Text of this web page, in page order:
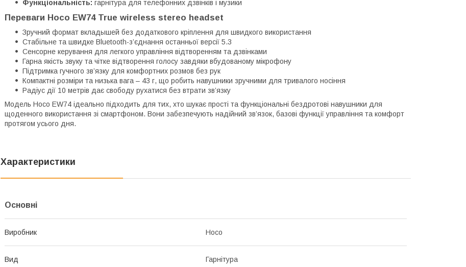
Функціональність: гарнітура для телефонних дзвінків і музики
Переваги Hoco EW74 True wireless stereo headset
Зручний формат вкладышей без додаткового кріплення для швидкого використання
Стабільне та швидке Bluetooth-з’єднання останньої версії 5.3
Сенсорне керування для легкого управління відтворенням та дзвінками
Гарна якість звуку та чітке відтворення голосу завдяки вбудованому мікрофону
Підтримка гучного зв’язку для комфортних розмов без рук
Компактні розміри та низька вага – 43 г, що робить навушники зручними для тривалого носіння
Радіус дії 10 метрів дає свободу рухатися без втрати зв’язку
Модель Hoco EW74 ідеально підходить для тих, хто шукає прості та функціональні бездротові навушники для
щоденного використання зі смартфоном. Вони забезпечують надійний зв’язок, базові функції управління та комфорт
протягом усього дня.
Характеристики
Основні
Виробник Hoco
Вид Гарнітура